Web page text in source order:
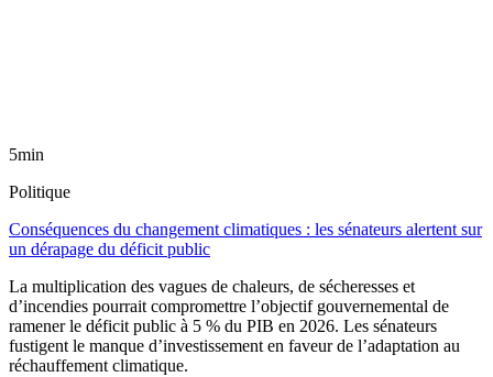
5min
Politique
Conséquences du changement climatiques : les sénateurs alertent sur
un dérapage du déficit public
La multiplication des vagues de chaleurs, de sécheresses et
d’incendies pourrait compromettre l’objectif gouvernemental de
ramener le déficit public à 5 % du PIB en 2026. Les sénateurs
fustigent le manque d’investissement en faveur de l’adaptation au
réchauffement climatique.